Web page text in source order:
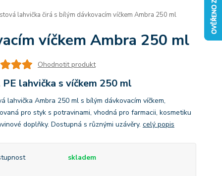
lahvička čirá s bílým dávkovacím víčkem Ambra 250 ml
víčkem Ambra 250 ml
Ohodnotit produkt
PE lahvička s víčkem 250 ml
lahvička Ambra 250 ml s bílým dávkovacím víčkem,
pro styk s potravinami, vhodná pro farmacii, kosmetiku
doplňky. Dostupná s různými uzávěry. celý popis
skladem